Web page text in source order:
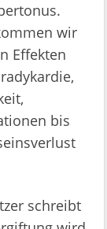
wir
Effekten
bis
schreibt